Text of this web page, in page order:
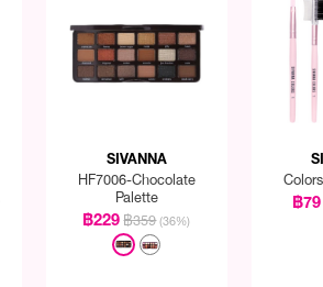
SIVANNA
HF7006-Chocolate
Palette
฿229฿359 (36%)
฿79